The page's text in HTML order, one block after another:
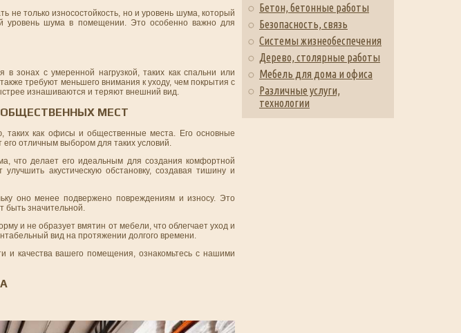
только износостойкость, но и уровень шума, который
уровень шума в помещении. Это особенно важно для
зонах с умеренной нагрузкой, таких как спальни или
требуют меньшего внимания к уходу, чем покрытия с
изнашиваются и теряют внешний вид.
МЕСТ
таких как офисы и общественные места. Его основные
отличным выбором для таких условий.
что делает его идеальным для создания комфортной
акустическую обстановку, создавая тишину и
оно менее подвержено повреждениям и износу. Это
быть значительной.
и не образует вмятин от мебели, что облегчает уход и
вид на протяжении долгого времени.
и качества вашего помещения, ознакомьтесь с нашими
Бетон, бетонные работы
Безопасность, связь
Системы жизнеобеспечения
Дерево, столярные работы
Мебель для дома и офиса
Различные услуги,
технологии